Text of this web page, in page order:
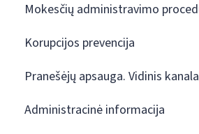
Mokesčių administravimo
Korupcijos prevencija
Pranešėjų apsauga. Vidinis
Administracinė informacija